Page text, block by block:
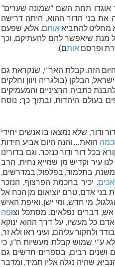
ויטאל – 600 עמודים בכתב ידו אשר אוגדו תחת השם “שמונה שערים”
של האר”י, בשנת 1572, אשר הכה בתדהמה את בני הדור ההוא, היתה דרישה
מחליט להחביאאותם. אלא, שפעם
מנת שיאפשר להם להעתיקם, וכך
ופרסם אותם).
הזה. קבלת האר”י, שנקראת גם
הבלקן (בולגריה ויוון וחלקים
כתביה הרציניים והמעמיקים
בעולם היהדות, ובתוך כך: נוסח
ודור, שלא נמצאו בו אנשים יחידי
הזאת… והנה היום אביע חידות
בכל דור ודור כנזכר. וגם בדורינו
עיר וקדיש מן שמייא נחית, הרב
בתלמוד, בפלפול, במדרשים,
. יכיר בחכמת הפרצוף, הנזכר
בני אדם, טרם יוציאום מן הכח אל
מי חדש, ומי ישן. ואיפת האיש
דברים נפלאים. מסתכל וצופה
כל מעשיו, על דרך ההוא ינוקא
ולחקור עליהם, ועיני ראו ולא זר,
ע”י שמוש קבלת מעשיות ח”ו, כי
ושנים רבים, בספרים חדשים גם
שהיה נגלה אליו תמיד, ומדבר